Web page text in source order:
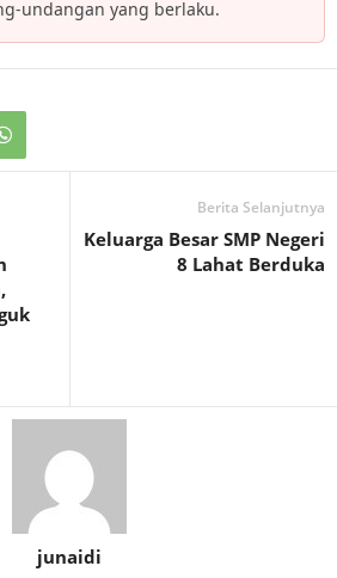
undangan yang berlaku.
Berita Selanjutnya
Keluarga Besar SMP Negeri
8 Lahat Berduka
junaidi